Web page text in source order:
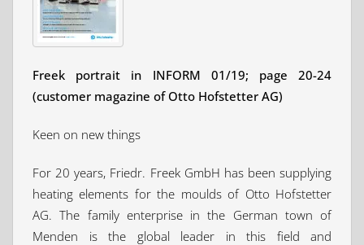
Freek portrait in INFORM 01/19; page 20-24
(customer magazine of Otto Hofstetter AG)
Keen on new things
For 20 years, Friedr. Freek GmbH has been supplying
heating elements for the moulds of Otto Hofstetter
AG. The family enterprise in the German town of
Menden is the global leader in this field and